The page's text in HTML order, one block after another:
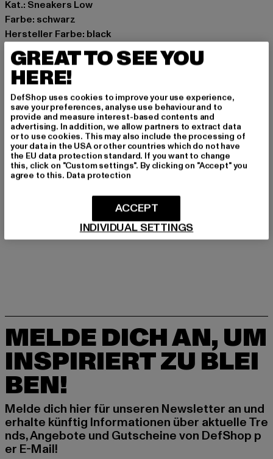
Kat.: Sneakers Low
Farbe: schwarz
Hersteller Farbe: black
Obermaterial: sonstiges Material
Innenfutter: sonstiges Material
Art.Nr: PD00016393-00007
Hersteller: Buffalo Boots GmbH |service-de@buffalo-
boots.com
Schanzenstraße 41 | 51063 Köln | DE
GRÖSSE & PASSFORM
LIEFERUNG & RÜCKGABE
MELDE DICH AN, UM
INSPIRIERT ZU BLEI
BEN!
Melde dich hier für unseren Newsletter an und
erhalte künftig Informationen über aktuelle Tre
nds, Angebote und Gutscheine von DefShop p
er E-Mail!
GREAT TO SEE YOU
HERE!
DefShop uses cookies to improve your use experience,
save your preferences, analyse use behaviour and to
provide and measure interest-based contents and
advertising. In addition, we allow partners to extract data
or to use cookies. This may also include the processing of
your data in the USA or other countries which do not have
the EU data protection standard. If you want to change
this, click on "Custom settings". By clicking on "Accept" you
agree to this. Data protection
INDIVIDUAL SETTINGS
ACCEPT